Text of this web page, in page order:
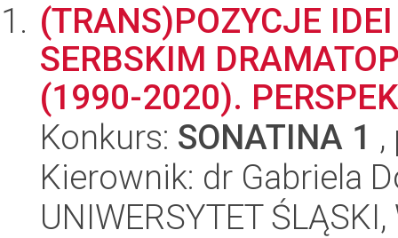
(TRANS)POZYCJE
SERBSKIM
(1990-2020).
Konkurs: SONATINA 1
Kierownik: dr Gabriela
UNIWERSYTET